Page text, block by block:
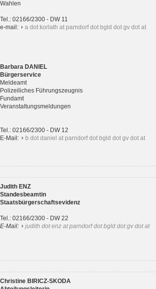
Wahlen
Tel.: 02166/2300 - DW 11
e-mail:
a dot korlath at parndorf dot bgld dot gv dot at
Barbara DANIEL
Bürgerservice
Meldeamt
Polizeiliches Führungszeugnis
Fundamt
Veranstaltungsmeldungen
Tel.: 02166/2300 - DW 12
E-Mail:
b dot daniel at parndorf dot bgld dot gv dot at
Judith ENZ
Standesbeamtin
Staatsbürgerschaftsevidenz
Tel.: 02166/2300 - DW 22
E-Mail:
judith dot enz at parndorf dot bgld dot gv dot at
Christine BIRICZ-SKODA